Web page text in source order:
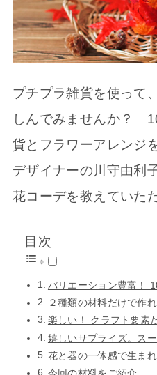
プチプラ雑貨を使って
しんでみませんか？
貨とフラワーアレンジ
デザイナーの川守由利
花コーデを教えていた
目次
バリエーション豊富！
２種類の材料だけで作
楽しい！ クラフト要素
嬉しいサプライズ。ス
花と器の一体感で生ま